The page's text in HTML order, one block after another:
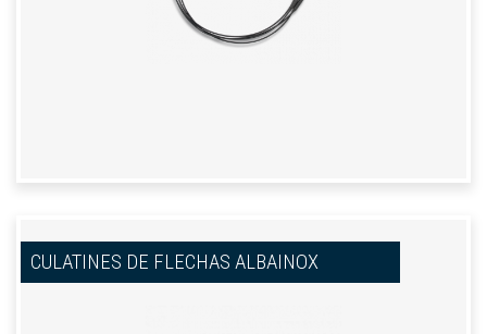
CULATINES DE FLECHAS ALBAINOX